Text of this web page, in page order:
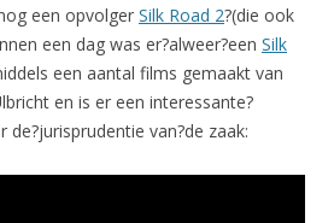
een opvolger Silk Road 2?(die ook
een dag was er?alweer?een Silk
een aantal films gemaakt van
en is er een interessante?
de?jurisprudentie van?de zaak: